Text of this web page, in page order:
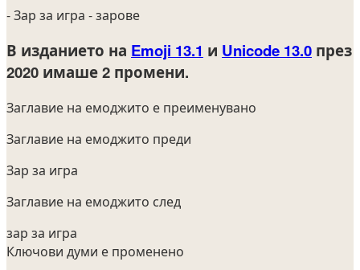
- Зар за игра - зарове
В изданието на Emoji 13.1 и Unicode 13.0 през
2020 имаше 2 промени.
Заглавие на емоджито е преименувано
Заглавие на емоджито преди
Зар за игра
Заглавие на емоджито след
зар за игра
Ключови думи е променено